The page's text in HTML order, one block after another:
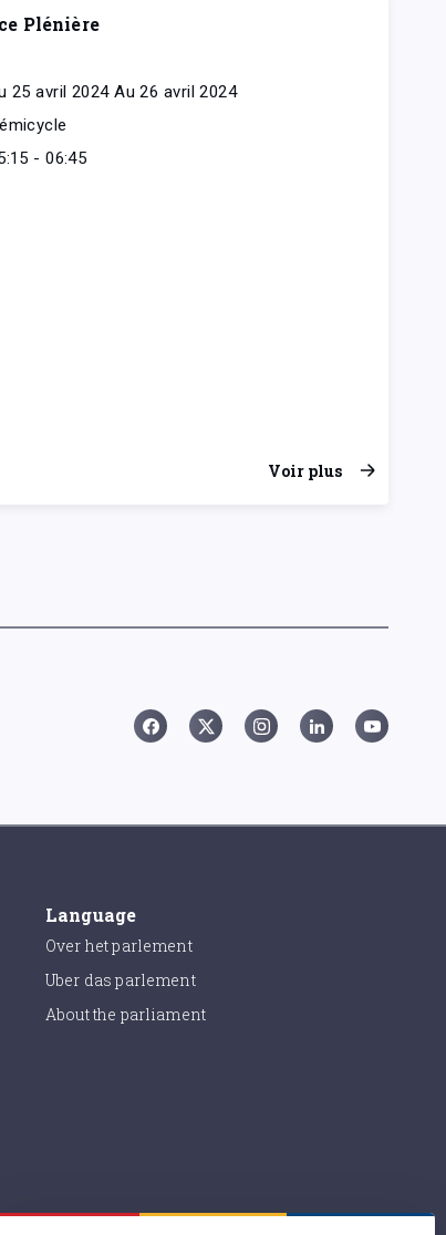
Plénière
25 avril 2024 Au 26 avril 2024
- 06:45
Voir plus
Language
Over het parlement
Uber das parlement
About the parliament